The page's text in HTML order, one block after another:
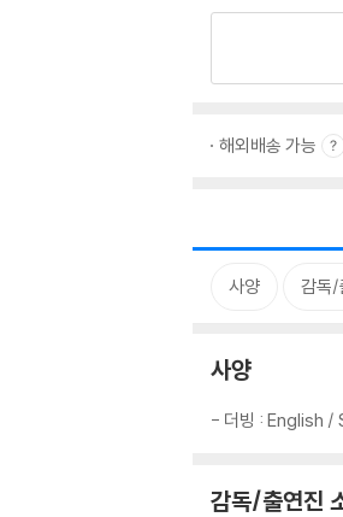
해외배송 가능
사양 감독/
사양
- 더빙 : English /
감독/출연진